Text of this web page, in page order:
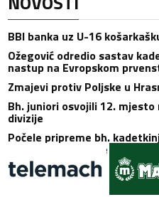
BBI banka uz U-16
Ožegović odredio sastav
nastup na Evropskom
Zmajevi protiv Poljske u
Bh. juniori osvojili 12.
divizije
Počele pripreme bh.
prvenstvu B divizije
NAJAVA